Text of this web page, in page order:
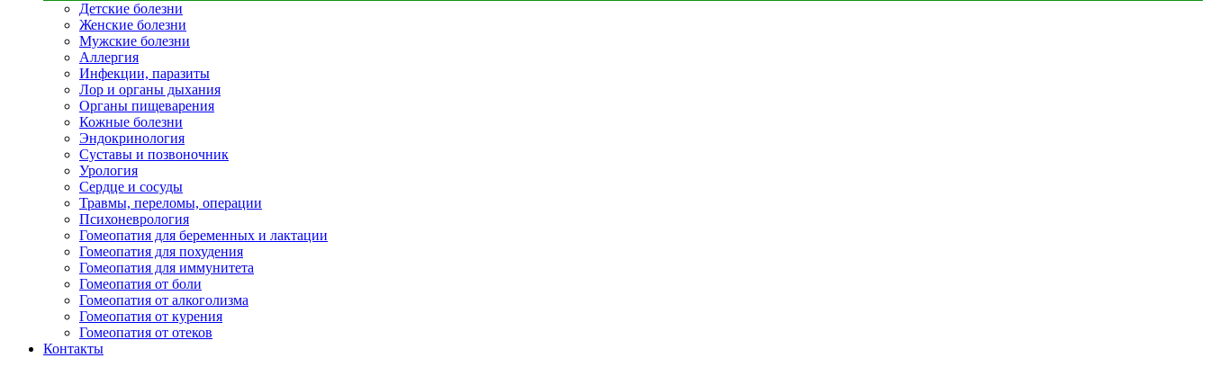
Детские болезни
Женские болезни
Мужские болезни
Аллергия
Инфекции, паразиты
Лор и органы дыхания
Органы пищеварения
Кожные болезни
Эндокринология
Суставы и позвоночник
Урология
Сердце и сосуды
Травмы, переломы, операции
Психоневрология
Гомеопатия для беременных и лактации
Гомеопатия для похудения
Гомеопатия для иммунитета
Гомеопатия от боли
Гомеопатия от алкоголизма
Гомеопатия от курения
Гомеопатия от отеков
Контакты